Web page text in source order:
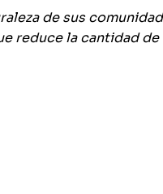
de sus
reduce la cantidad